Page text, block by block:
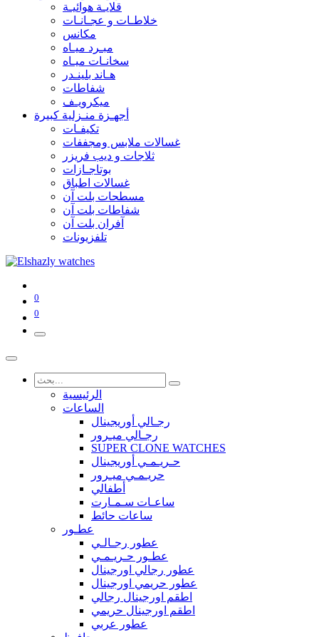
قلايـة هوائيـة
خلاطـات و عجـانـات
مكانس
مبـرد ميـاه
سخانـات ميـاه
هـاند بلينـدر
شفاطات
ميكرويـف
أجهـزة منـزلية كبيرة
تكيفـات
غسالات ملابس ومجففات
ثلاجات و ديب فريزر
بوتاجـازات
غسالات اطباق
مسطحات بلت آن
شفاطات بلت آن
آفران بلت آن
تلفزيونات
0
0
الرئيسية
الساعات
رجـالي أوريجينال
رجـالي ميـرور
SUPER CLONE WATCHES
حـريـمـي أوريجينال
حريـمـي ميـرور
أطفالي
ساعـات سـمـارت
ساعات حائط
عطـور
عطور رجـالـي
عطـور حـريـمـي
عطور رجالي اورجينال
عطور حريمي اورجينال
اطقم اورجينال رجالي
اطقم اورجينال حريمي
عطور عربي